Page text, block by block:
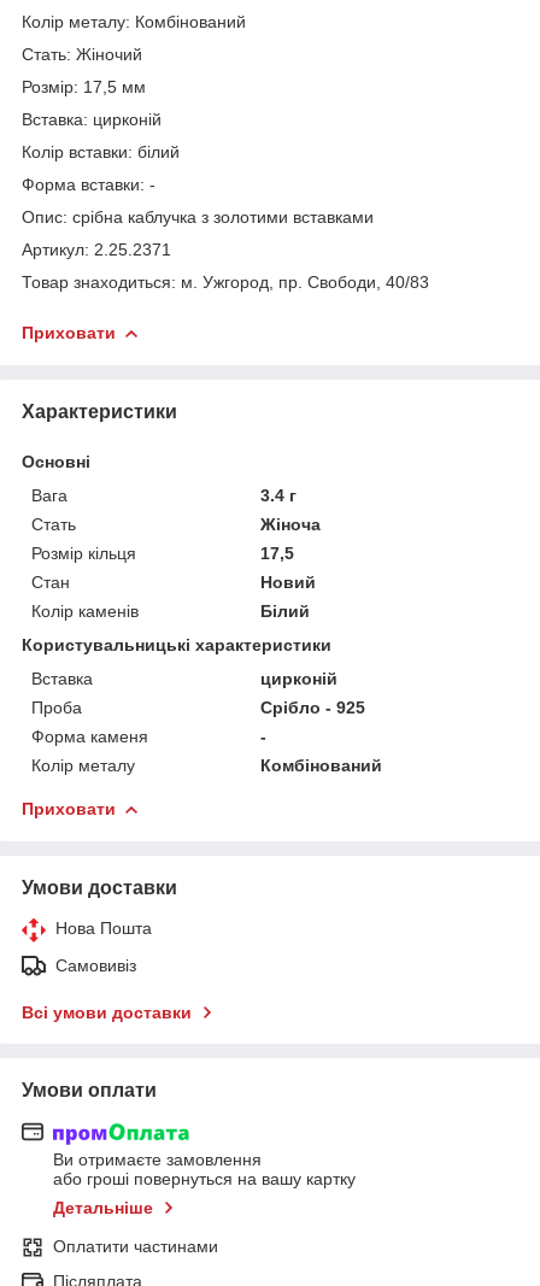
Колір металу: Комбінований
Стать: Жіночий
Розмір: 17,5 мм
Вставка: цирконій
Колір вставки: білий
Форма вставки: -
Опис: срібна каблучка з золотими вставками
Артикул: 2.25.2371
Товар знаходиться: м. Ужгород, пр. Свободи, 40/83
Приховати
Характеристики
Основні
Вага
3.4 г
Стать
Жіноча
Розмір кільця
17,5
Стан
Новий
Колір каменів
Білий
Користувальницькі характеристики
Вставка
цирконій
Проба
Срібло - 925
Форма каменя
-
Колір металу
Комбінований
Приховати
Умови доставки
Нова Пошта
Самовивіз
Всі умови доставки
Умови оплати
Ви отримаєте замовлення
або гроші повернуться на вашу картку
Детальніше
Оплатити частинами
Післяплата